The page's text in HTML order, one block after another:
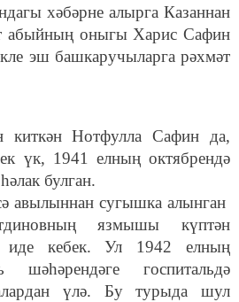
хәбәрне алырга Казаннан
абыйның оныгы Харис Сафин
эш башкаручыларга рәхмәт
Нотфулла Сафин да,
үк, 1941 елның октябрендә
булган.
авылыннан сугышка алынган
язмышы күптән
иде кебек. Ул 1942 елның
шәһәрендәге госпитальдә
үлә. Бу турыда шул